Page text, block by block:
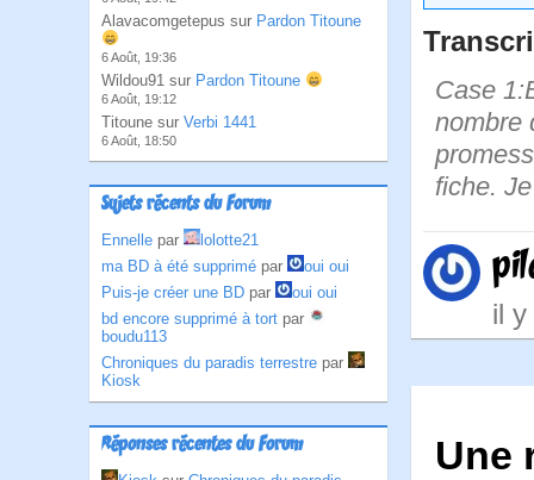
Alavacomgetepus sur Pardon Titoune
6 Août, 19:36
Wildou91 sur Pardon Titoune
6 Août, 19:12
Titoune sur Verbi 1441
6 Août, 18:50
Sujets récents du Forum
Ennelle par
lolotte21
ma BD à été supprimé par
oui oui
Puis-je créer une BD par
oui oui
bd encore supprimé à tort par
boudu113
Chroniques du paradis terrestre par
Kiosk
Réponses récentes du Forum
Case
nombre
fiche.
il y
Une